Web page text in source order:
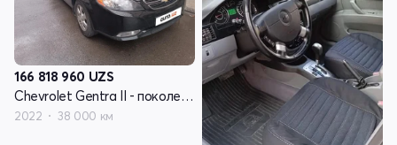
166 818 960 UZS
Chevrolet Gentra II - поколение
2022 38 000 км